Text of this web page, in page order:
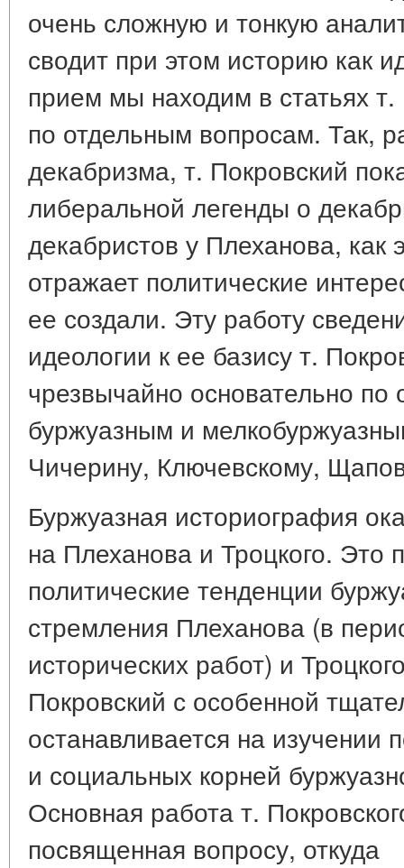
очень сложную и тонкую
сводит при этом историю как
прием мы находим в статьях
по отдельным вопросам. Так,
декабризма, т. Покровский
либеральной легенды о
декабристов у Плеханова, как
отражает политические
ее создали. Эту работу
идеологии к ее базису т.
чрезвычайно основательно
буржуазным и
Чичерину, Ключевскому,
Буржуазная историография
на Плеханова и Троцкого. Это
политические тенденции
стремления Плеханова (в
исторических работ) и
Покровский с особенной
останавливается на изучении
и социальных корней
Основная работа т.
посвященная вопросу, откуда